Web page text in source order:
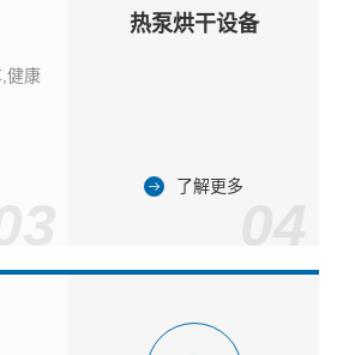
热泵烘干设备
了解更多